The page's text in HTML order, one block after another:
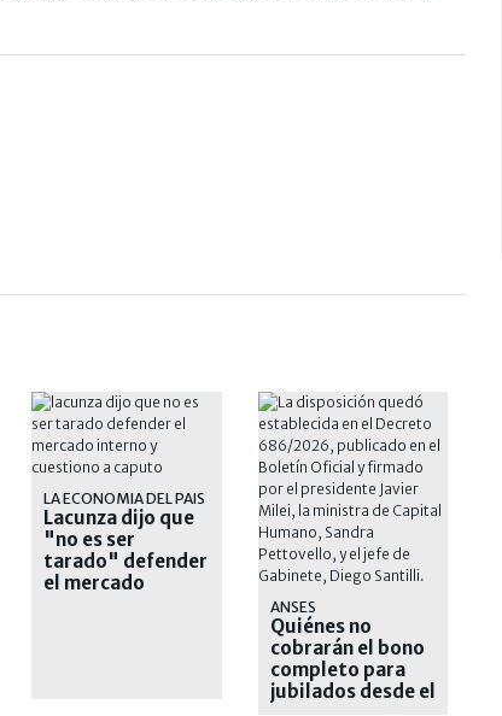
LA ECONOMIA DEL PAIS
Lacunza dijo que
"no es ser
tarado" defender
el mercado
ANSES
Quiénes no
cobrarán el bono
completo para
jubilados desde el